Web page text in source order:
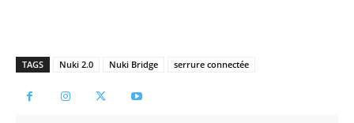
TAGS Nuki 2.0 Nuki Bridge serrure connectée